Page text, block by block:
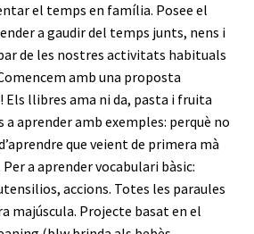
el temps en família. Posee el
a gaudir del temps junts, nens i
de les nostres activitats habituals
amb una proposta
Els llibres ama ni da, pasta i fruita
aprender amb exemples: perquè no
que veient de primera mà
a aprender vocabulari bàsic:
accions. Totes les paraules
majúscula. Projecte basat en el